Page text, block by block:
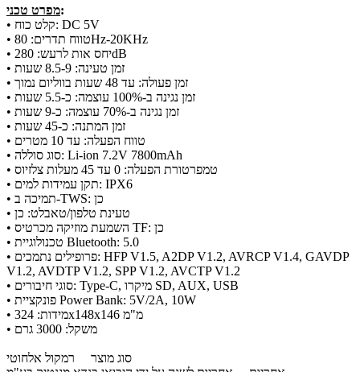
מפרט טכני:
• קלט כוח: DC 5V
• טווח תדרים: 80Hz-20KHz
• יחס אות לרעש: 280dB
• זמן טעינה: 8.5-9 שעות
• זמן פעולה: עד 48 שעות בווליום נמוך
• זמן נגינה ב-100% עוצמה: כ-5.5 שעות
• זמן נגינה ב-70% עוצמה: כ-9 שעות
• זמן המתנה: כ-45 שעות
• טווח הפעלה: עד 10 מטרים
• סוג סוללה: Li-ion 7.2V 7800mAh
• טמפרטורת הפעלה: 0 עד 45 מעלות צלזיוס
• תקן עמידות למים: IPX6
• תמיכה ב-TWS: כן
• טעינת טלפון/טאבלט: כן
• השמעת מוזיקה מכרטיס TF: כן
• טכנולוגיית Bluetooth: 5.0
• פרופילים נתמכים: HFP V1.5, A2DP V1.2, AVRCP V1.4, GAVDP
V1.2, AVDTP V1.2, SPP V1.2, AVCTP V1.2
• סוגי חיבורים: Type-C, מיקרו SD, AUX, USB
• פונקציית Power Bank: 5V/2A, 10W
• מידות: 324x148x146 מ"מ
• משקל: 3000 גרם
סוג מוצר רמקול אלחוטי